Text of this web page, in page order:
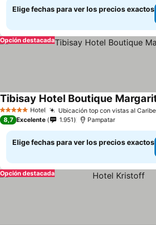
Elige fechas para ver los precios exactos
Opción destacada
5 Estrellas Hotel Ubicación top con vistas al Caribe
Tibisay Hotel Boutique
8,7 Excelente 1.951 Pampatar
Elige fechas para ver los precios exactos
Opción destacada